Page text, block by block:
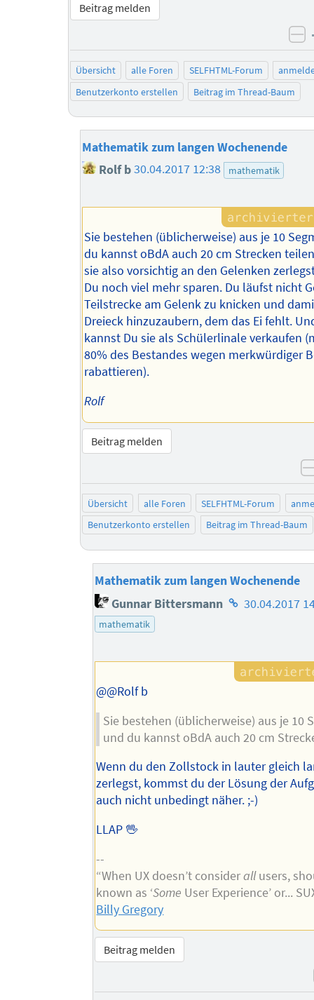
Beitrag melden
Übersicht alle Foren SELFHTML-Forum
Benutzerkonto erstellen
Beitrag im Thread-Baum
Mathematik zum langen Wochenende
Rolf b30.04.2017 12:38 mathematik
Sie bestehen (üblicherweise) aus je 10
du kannst oBdA auch 20 cm Strecken
sie also vorsichtig an den Gelenken
Du noch viel mehr sparen. Du läufst nicht
Teilstrecke am Gelenk zu knicken und
Dreieck hinzuzaubern, dem das Ei fehlt.
kannst Du sie als Schülerlinale verkaufen
80% des Bestandes wegen merkwürdiger
rabattieren).
Rolf
Beitrag melden
Übersicht alle Foren SELFHTML-Forum
Benutzerkonto erstellen
Beitrag im Thread-Baum
Mathematik zum langen Wochenende
Gunnar Bittersmann Homepage
30.04.2017
mathematik
@@Rolf b
Sie bestehen (üblicherweise) aus je 10
und du kannst oBdA auch 20 cm
Wenn du den Zollstock in lauter gleich
zerlegst, kommst du der Lösung der
auch nicht unbedingt näher. ;-)
LLAP 🖖
--
“When UX doesn’t considerallusers,
known as ‘Some User Experience’ or...
Billy Gregory
Beitrag melden